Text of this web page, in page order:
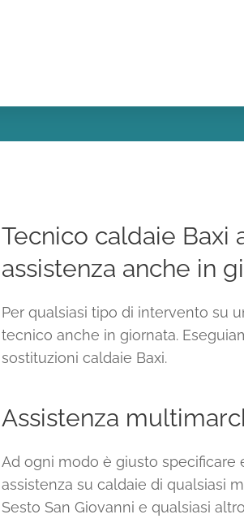
Tecnico caldaie Baxi
assistenza anche in
Per qualsiasi tipo di intervento su
tecnico anche in giornata.
sostituzioni caldaie Baxi.
Assistenza
Ad ogni modo è giusto
assistenza su caldaie di qualsiasi
Sesto San Giovanni e qualsiasi